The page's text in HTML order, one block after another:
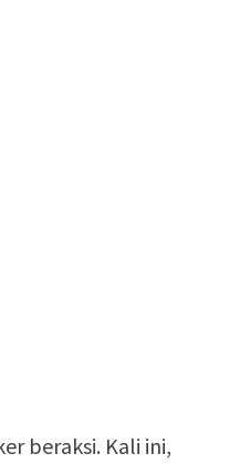
beraksi. Kali ini,